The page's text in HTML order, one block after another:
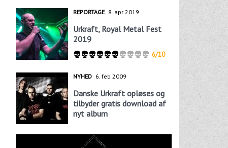
REPORTAGE 8. apr 2019
Urkraft, Royal Metal Fest
2019
6/10
NYHED 6. feb 2009
Danske Urkraft opløses og
tilbyder gratis download af
nyt album